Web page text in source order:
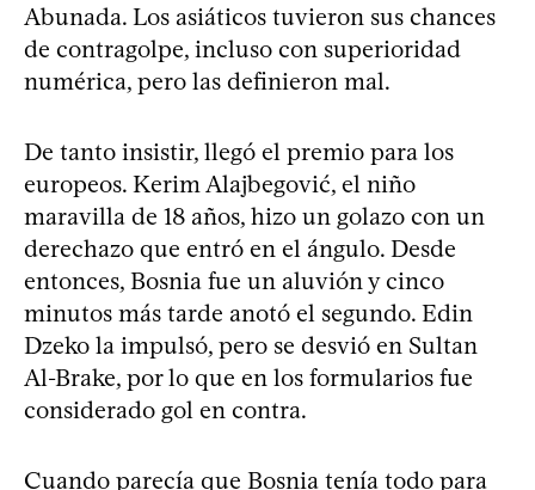
Abunada. Los asiáticos tuvieron sus chances
de contragolpe, incluso con superioridad
numérica, pero las definieron mal.
De tanto insistir, llegó el premio para los
europeos. Kerim Alajbegović, el niño
maravilla de 18 años, hizo un golazo con un
derechazo que entró en el ángulo. Desde
entonces, Bosnia fue un aluvión y cinco
minutos más tarde anotó el segundo. Edin
Dzeko la impulsó, pero se desvió en Sultan
Al-Brake, por lo que en los formularios fue
considerado gol en contra.
Cuando parecía que Bosnia tenía todo para